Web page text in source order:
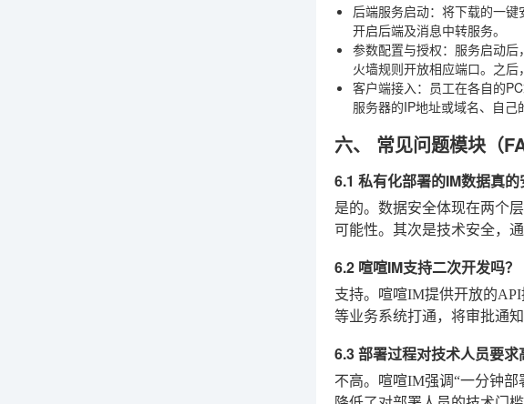
后端服务启动：将下载的一
开启后端及消息中转服务。
参数配置与授权：服务启动
火墙规则开放相应端口。之后
客户端接入 ：员工在各自的
服务器的IP地址或域名、自己
六、 常见问题模块（
6.1 私有化部署的IM数据真的
是的。数据安全体现在两个
可能性。其次是技术安全，
6.2 喧喧IM支持二次开发吗？
支持。喧喧IM提供开放的
等业务系统打通，将审批通
6.3 部署过程对技术人员要求
不高。喧喧IM强调“一分钟